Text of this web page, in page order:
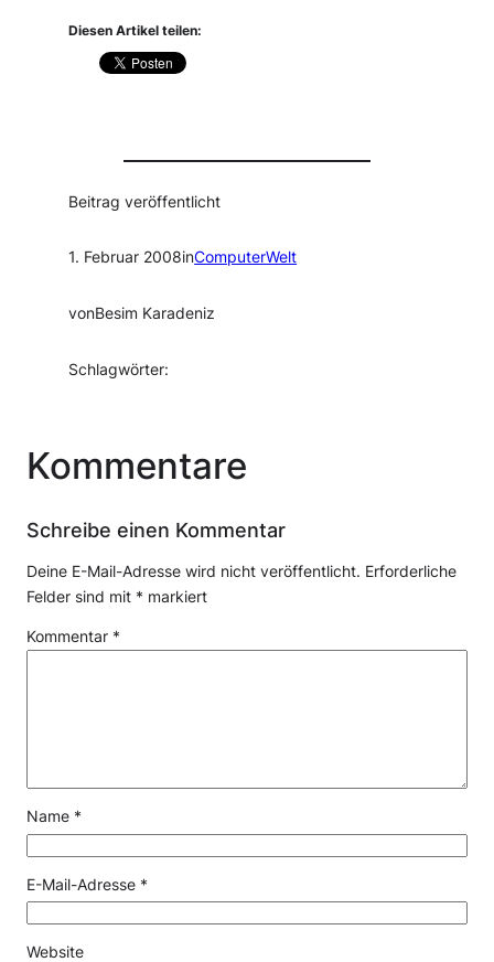
Diesen Artikel teilen:
Beitrag veröffentlicht
1. Februar 2008inComputerWelt
vonBesim Karadeniz
Schlagwörter:
Kommentare
Schreibe einen Kommentar
Deine E-Mail-Adresse wird nicht veröffentlicht. Erforderliche
Felder sind mit * markiert
Kommentar *
Name *
E-Mail-Adresse *
Website